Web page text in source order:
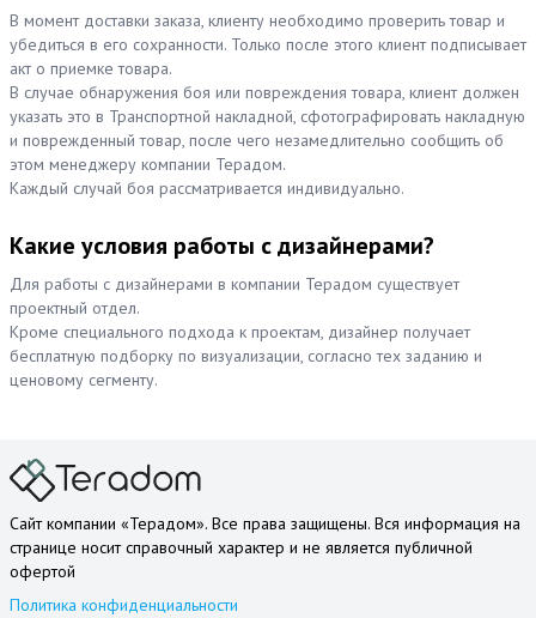
В момент доставки заказа, клиенту необходимо проверить товар и
убедиться в его сохранности. Только после этого клиент подписывает
акт о приемке товара.
В случае обнаружения боя или повреждения товара, клиент должен
указать это в Транспортной накладной, сфотографировать накладную
и поврежденный товар, после чего незамедлительно сообщить об
этом менеджеру компании Терадом.
Каждый случай боя рассматривается индивидуально.
Какие условия работы с дизайнерами?
Для работы с дизайнерами в компании Терадом существует
проектный отдел.
Кроме специального подхода к проектам, дизайнер получает
бесплатную подборку по визуализации, согласно тех заданию и
ценовому сегменту.
Сайт компании «Терадом». Все права защищены. Вся информация на
странице носит справочный характер и не является публичной
офертой
Политика конфиденциальности